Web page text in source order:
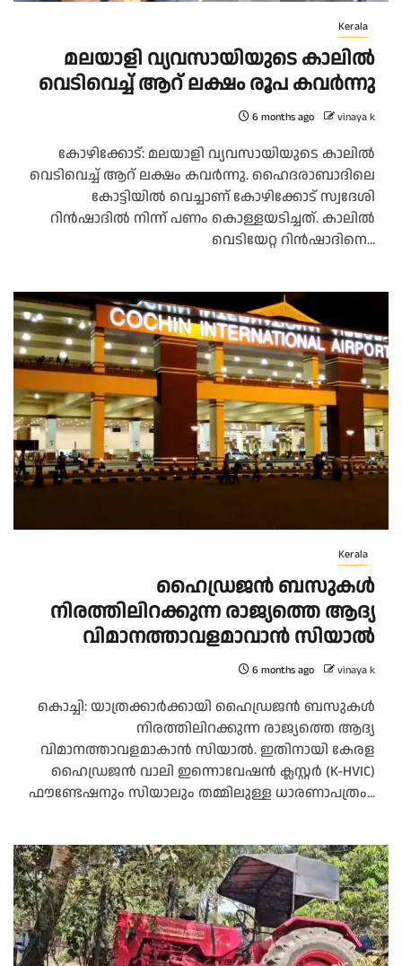
Kerala
മലയാളി വ്യവസായിയുടെ കാലിൽ
വെടിവെച്ച് ആറ് ലക്ഷം രൂപ കവർന്നു
6 months ago vinaya k
കോഴിക്കോട്: മലയാളി വ്യവസായിയുടെ കാലിൽ
വെടിവെച്ച് ആറ് ലക്ഷം കവർന്നു. ഹൈദരാബാദിലെ
കോട്ടിയില്‍ വെച്ചാണ് കോഴിക്കോട് സ്വദേശി
റിൻഷാദില്‍ നിന്ന് പണം കൊള്ളയടിച്ചത്. കാലിൽ
വെടിയേറ്റ റിൻഷാദിനെ...
Kerala
ഹൈഡ്രജൻ ബസുകൾ
നിരത്തിലിറക്കുന്ന രാജ്യത്തെ ആദ്യ
വിമാനത്താവളമാവാൻ സിയാൽ
6 months ago vinaya k
കൊച്ചി: യാത്രക്കാർക്കായി ഹൈഡ്രജൻ ബസുകൾ
നിരത്തിലിറക്കുന്ന രാജ്യത്തെ ആദ്യ
വിമാനത്താവളമാകാൻ സിയാൽ. ഇതിനായി കേരള
ഹൈഡ്രജൻ വാലി ഇന്നൊവേഷൻ ക്ലസ്റ്റർ (K-HVIC)
ഫൗണ്ടേഷനും സിയാലും തമ്മിലുള്ള ധാരണാപത്രം...